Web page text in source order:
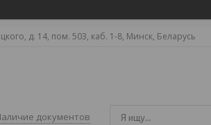
д. 14, пом. 503, каб. 1-8, Минск, Беларусь
документов